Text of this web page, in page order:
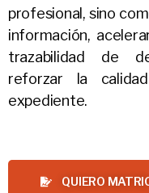
profesional, sino
información,
trazabilidad de
reforzar la
expediente.
QUIERO